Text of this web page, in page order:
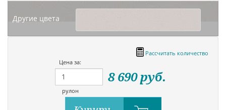
Другие цвета
Рассчитать количество
Цена за:
рулон
8 690руб.